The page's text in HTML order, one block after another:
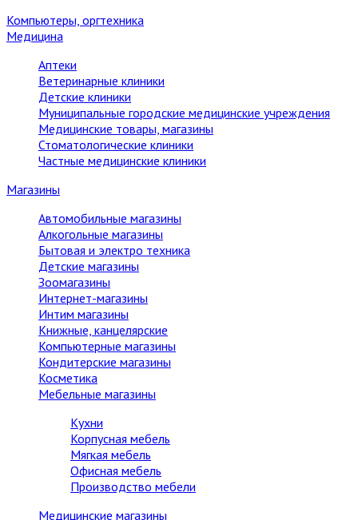
Компьютеры, оргтехника
Медицина
Аптеки
Ветеринарные клиники
Детские клиники
Муниципальные городские медицинские учреждения
Медицинские товары, магазины
Стоматологические клиники
Частные медицинские клиники
Магазины
Автомобильные магазины
Алкогольные магазины
Бытовая и электро техника
Детские магазины
Зоомагазины
Интернет-магазины
Интим магазины
Книжные, канцелярские
Компьютерные магазины
Кондитерские магазины
Косметика
Мебельные магазины
Кухни
Корпусная мебель
Мягкая мебель
Офисная мебель
Производство мебели
Медицинские магазины